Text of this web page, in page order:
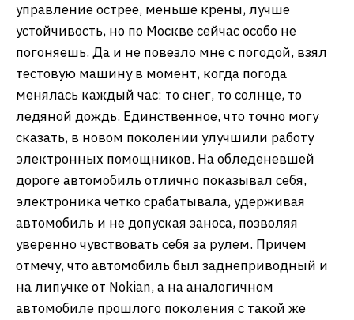
управление острее, меньше крены, лучше
устойчивость, но по Москве сейчас особо не
погоняешь. Да и не повезло мне с погодой, взял
тестовую машину в момент, когда погода
менялась каждый час: то снег, то солнце, то
ледяной дождь. Единственное, что точно могу
сказать, в новом поколении улучшили работу
электронных помощников. На обледеневшей
дороге автомобиль отлично показывал себя,
электроника четко срабатывала, удерживая
автомобиль и не допуская заноса, позволяя
уверенно чувствовать себя за рулем. Причем
отмечу, что автомобиль был заднеприводный и
на липучке от Nokian, а на аналогичном
автомобиле прошлого поколения с такой же